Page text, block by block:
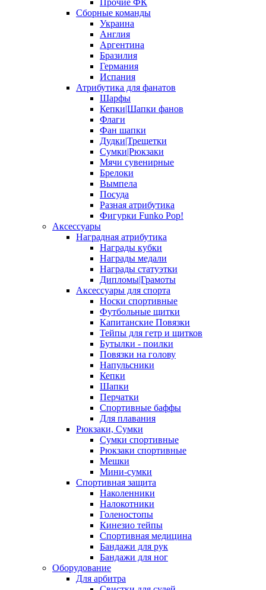
Прочие ФК
Сборные команды
Украина
Англия
Аргентина
Бразилия
Германия
Испания
Атрибутика для фанатов
Шарфы
Кепки|Шапки фанов
Флаги
Фан шапки
Дудки|Трещетки
Сумки|Рюкзаки
Мячи сувенирные
Брелоки
Вымпела
Посуда
Разная атрибутика
Фигурки Funko Pop!
Аксессуары
Наградная атрибутика
Награды кубки
Награды медали
Награды статуэтки
Дипломы|Грамоты
Аксессуары для спорта
Носки спортивные
Футбольные щитки
Капитанские Повязки
Тейпы для гетр и щитков
Бутылки - поилки
Повязки на голову
Напульсники
Кепки
Шапки
Перчатки
Спортивные баффы
Для плавания
Рюкзаки, Сумки
Сумки спортивные
Рюкзаки спортивные
Мешки
Мини-сумки
Спортивная защита
Наколенники
Налокотники
Голеностопы
Кинезио тейпы
Спортивная медицина
Бандажи для рук
Бандажи для ног
Оборудование
Для арбитра